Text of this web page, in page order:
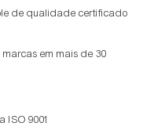
de qualidade certificado
em mais de 30
9001